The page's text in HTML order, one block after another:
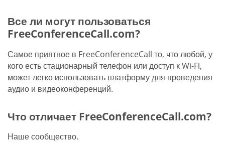
Все ли могут пользоваться
FreeConferenceCall.com?
Самое приятное в FreeConferenceCall то, что любой, у
кого есть стационарный телефон или доступ к Wi-Fi,
может легко использовать платформу для проведения
аудио и видеоконференций.
Что отличает FreeConferenceCall.com?
Наше сообщество.